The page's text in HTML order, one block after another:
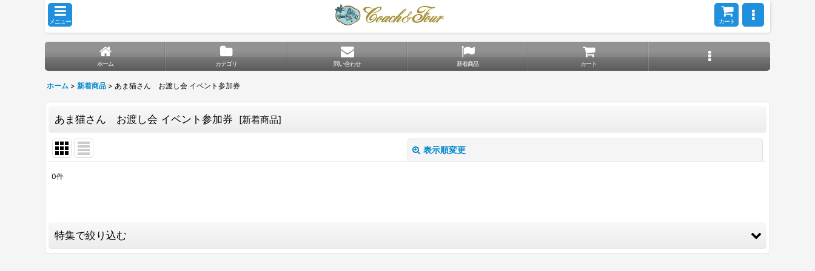
メニュー カート
ホーム カテゴリ 問い合わせ 新着商品 カート
ホーム > 新着商品 > あま猫さん お渡し会 イベント参加券
あま猫さん お渡し会 イベント参加券 [新着商品]
表示順変更
絞り込む
0件
特集で絞り込む